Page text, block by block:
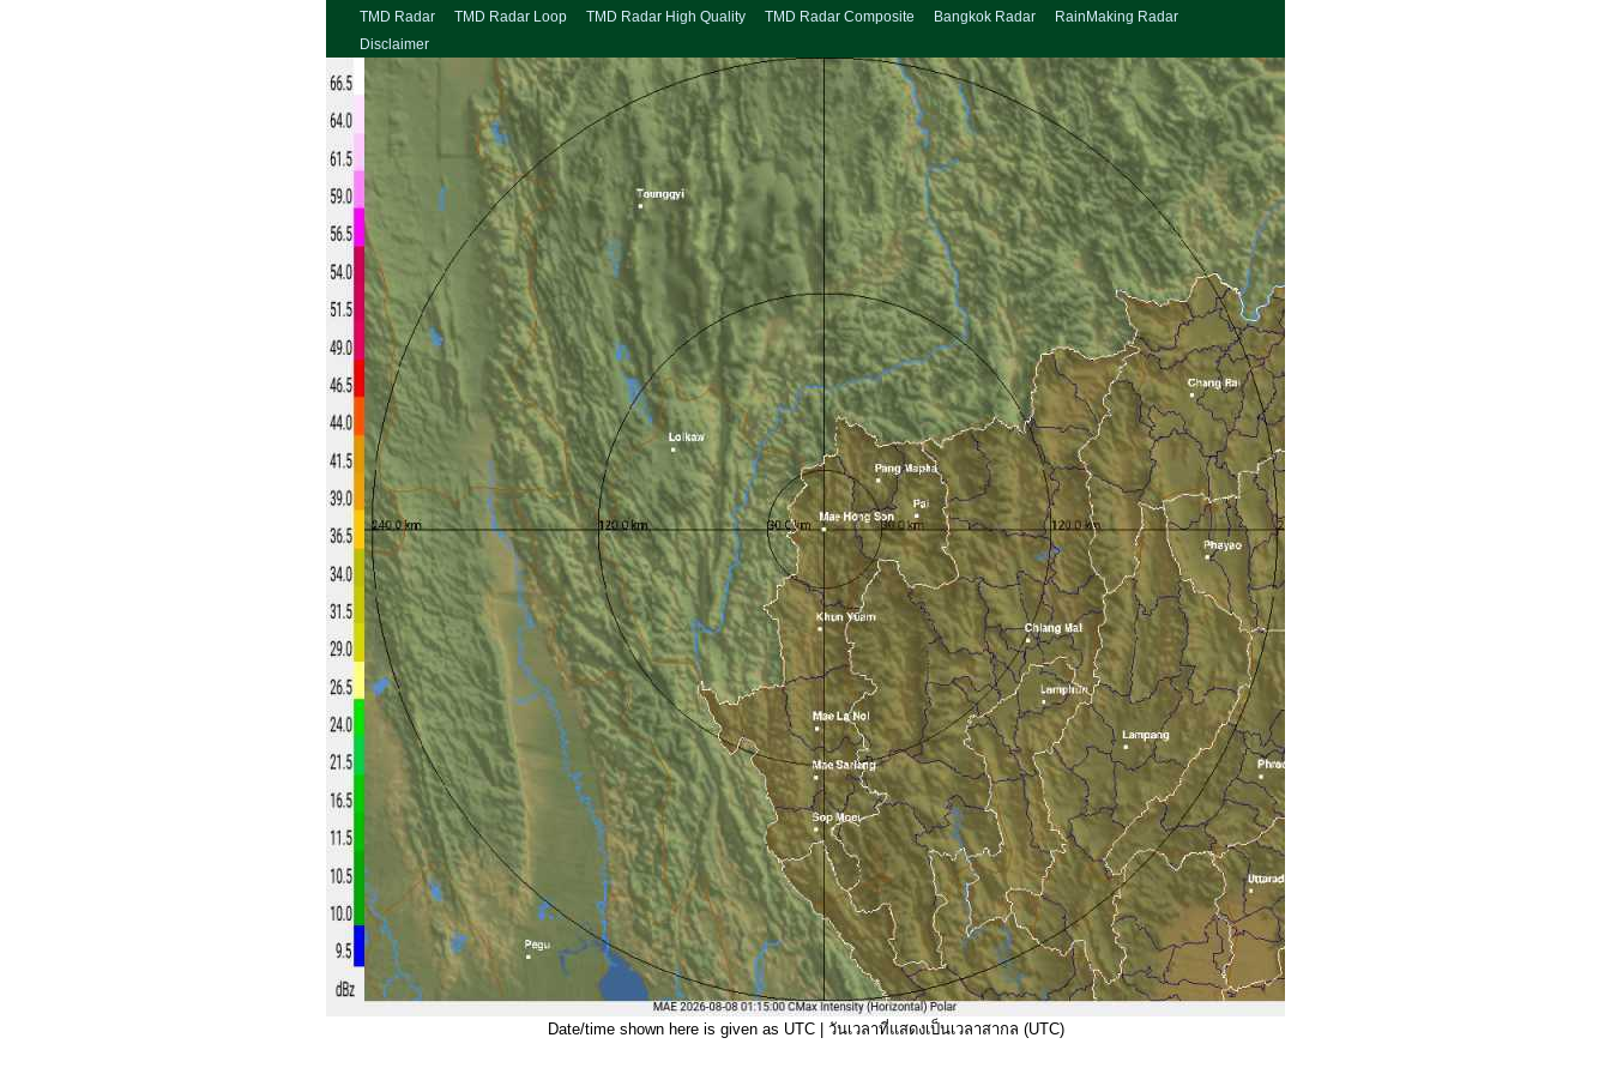
TMD Radar TMD Radar Loop TMD Radar High Quality TMD Radar Composite Bangkok Radar
RainMaking Radar
Disclaimer
Date/time shown here is given as UTC | วันเวลาที่แสดงเป็นเวลาสากล (UTC)